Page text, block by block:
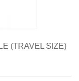
(TRAVEL SIZE)